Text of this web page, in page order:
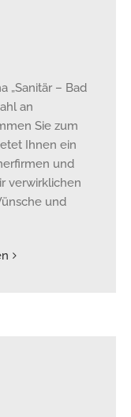
„Sanitär – Bad
an
Sie zum
Ihnen ein
und
verwirklichen
und